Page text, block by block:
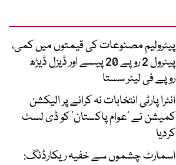
پیٹرولیم مصنوعات کی قیمتوں میں کمی،
پیٹرول 2 روپے 20 پیسے اور ڈیزل ڈیڑھ
روپے فی لیٹر سستا
انٹرا پارٹی انتخابات نہ کرانے پر الیکشن
کمیشن نے ’عوام پاکستان‘ کو ڈی لسٹ
کردیا
اسمارٹ چشموں سے خفیہ ریکارڈنگ: